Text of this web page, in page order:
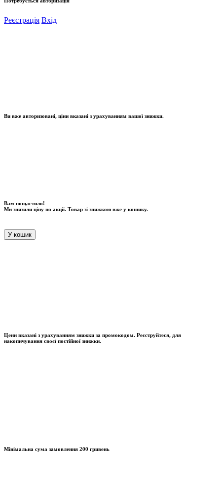
Реєстрація Вхід
Ви вже авторизовані, ціни вказані з урахуванням вашої знижки.
Вам пощастило!
Ми знизили ціну по акції. Товар зі знижкою вже у кошику.
У кошик
Цени вказані з урахуванням знижки за промокодом. Реєструйтеся, для
накопичування своєї постійної знижки.
Мінімальна сума замовлення 200 гривень